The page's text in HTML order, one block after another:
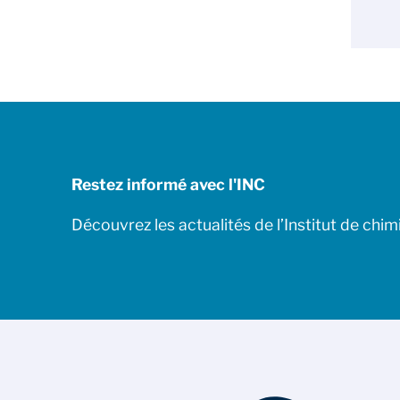
Restez informé avec l'INC
Découvrez les actualités de l’Institut de